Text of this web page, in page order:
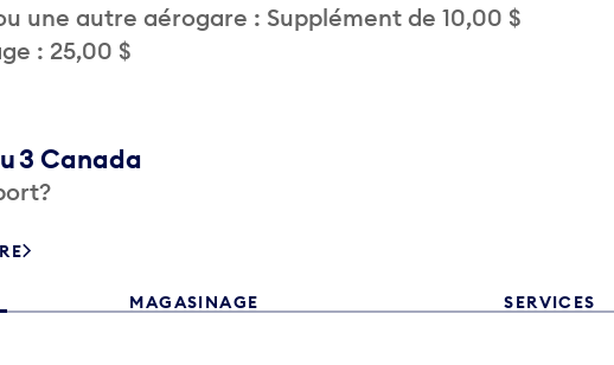
une autre aérogare : Supplément de 10,00 $
: 25,00 $
3 Canada
MAGASINAGE SERVICES